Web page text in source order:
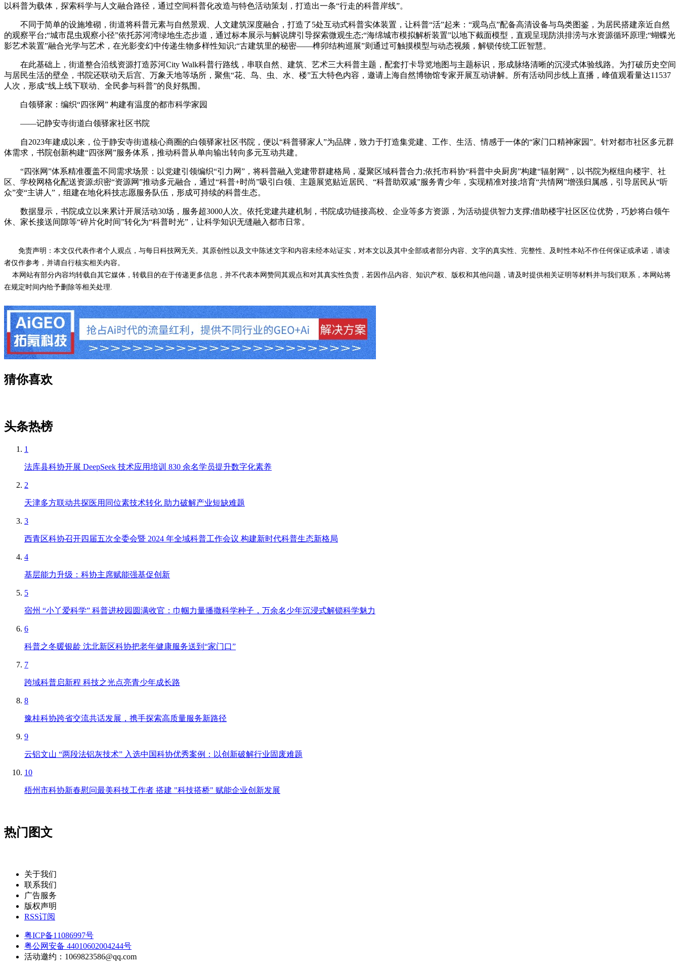
以科普为载体，探索科学与人文融合路径，通过空间科普化改造与特色活动策划，打造出一条“行走的科普岸线”。
不同于简单的设施堆砌，街道将科普元素与自然景观、人文建筑深度融合，打造了5处互动式科普实体装置，让科普“活”起来：“观鸟点”配备高清设备与鸟类图鉴，为居民搭建亲近自然
的观察平台;“城市昆虫观察小径”依托苏河湾绿地生态步道，通过标本展示与解说牌引导探索微观生态;“海绵城市模拟解析装置”以地下截面模型，直观呈现防洪排涝与水资源循环原理;“蝴蝶光
影艺术装置”融合光学与艺术，在光影变幻中传递生物多样性知识;“古建筑里的秘密——榫卯结构巡展”则通过可触摸模型与动态视频，解锁传统工匠智慧。
在此基础上，街道整合沿线资源打造苏河City Walk科普行路线，串联自然、建筑、艺术三大科普主题，配套打卡导览地图与主题标识，形成脉络清晰的沉浸式体验线路。为打破历史空间
与居民生活的壁垒，书院还联动天后宫、万象天地等场所，聚焦“花、鸟、虫、水、楼”五大特色内容，邀请上海自然博物馆专家开展互动讲解。所有活动同步线上直播，峰值观看量达11537
人次，形成“线上线下联动、全民参与科普”的良好氛围。
白领驿家：编织“四张网” 构建有温度的都市科学家园
——记静安寺街道白领驿家社区书院
自2023年建成以来，位于静安寺街道核心商圈的白领驿家社区书院，便以“科普驿家人”为品牌，致力于打造集党建、工作、生活、情感于一体的“家门口精神家园”。针对都市社区多元群
体需求，书院创新构建“四张网”服务体系，推动科普从单向输出转向多元互动共建。
“四张网”体系精准覆盖不同需求场景：以党建引领编织“引力网”，将科普融入党建带群建格局，凝聚区域科普合力;依托市科协“科普中央厨房”构建“辐射网”，以书院为枢纽向楼宇、社
区、学校网格化配送资源;织密“资源网”推动多元融合，通过“科普+时尚”吸引白领、主题展览贴近居民、“科普助双减”服务青少年，实现精准对接;培育“共情网”增强归属感，引导居民从“听
众”变“主讲人”，组建在地化科技志愿服务队伍，形成可持续的科普生态。
数据显示，书院成立以来累计开展活动30场，服务超3000人次。依托党建共建机制，书院成功链接高校、企业等多方资源，为活动提供智力支撑;借助楼宇社区区位优势，巧妙将白领午
休、家长接送间隙等“碎片化时间”转化为“科普时光”，让科学知识无缝融入都市日常。
免责声明：本文仅代表作者个人观点，与每日科技网无关。其原创性以及文中陈述文字和内容未经本站证实，对本文以及其中全部或者部分内容、文字的真实性、完整性、及时性本站不作任何保证或承诺，请读
者仅作参考，并请自行核实相关内容。
本网站有部分内容均转载自其它媒体，转载目的在于传递更多信息，并不代表本网赞同其观点和对其真实性负责，若因作品内容、知识产权、版权和其他问题，请及时提供相关证明等材料并与我们联系，本网站将
在规定时间内给予删除等相关处理.
猜你喜欢
头条热榜
1
法库县科协开展 DeepSeek 技术应用培训 830 余名学员提升数字化素养
2
天津多方联动共探医用同位素技术转化 助力破解产业短缺难题
3
西青区科协召开四届五次全委会暨 2024 年全域科普工作会议 构建新时代科普生态新格局
4
基层能力升级：科协主席赋能强基促创新
5
宿州 “小丫爱科学” 科普进校园圆满收官：巾帼力量播撒科学种子，万余名少年沉浸式解锁科学魅力
6
科普之冬暖银龄 沈北新区科协把老年健康服务送到“家门口”
7
跨域科普启新程 科技之光点亮青少年成长路
8
豫桂科协跨省交流共话发展，携手探索高质量服务新路径
9
云铝文山 “两段法铝灰技术” 入选中国科协优秀案例：以创新破解行业固废难题
10
梧州市科协新春慰问最美科技工作者 搭建 "科技搭桥" 赋能企业创新发展
热门图文
关于我们
联系我们
广告服务
版权声明
RSS订阅
粤ICP备11086997号
粤公网安备 44010602004244号
活动邀约：1069823586@qq.com